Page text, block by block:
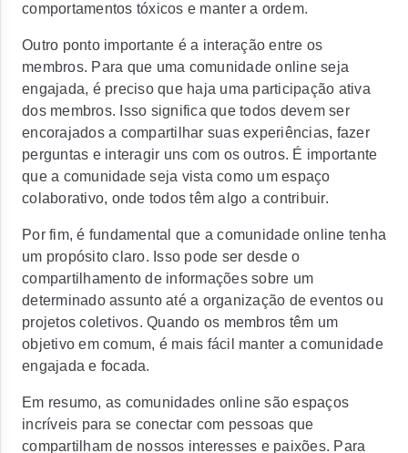
comportamentos tóxicos e manter a ordem.
Outro ponto importante é a interação entre os
membros. Para que uma comunidade online seja
engajada, é preciso que haja uma participação ativa
dos membros. Isso significa que todos devem ser
encorajados a compartilhar suas experiências, fazer
perguntas e interagir uns com os outros. É importante
que a comunidade seja vista como um espaço
colaborativo, onde todos têm algo a contribuir.
Por fim, é fundamental que a comunidade online tenha
um propósito claro. Isso pode ser desde o
compartilhamento de informações sobre um
determinado assunto até a organização de eventos ou
projetos coletivos. Quando os membros têm um
objetivo em comum, é mais fácil manter a comunidade
engajada e focada.
Em resumo, as comunidades online são espaços
incríveis para se conectar com pessoas que
compartilham de nossos interesses e paixões. Para